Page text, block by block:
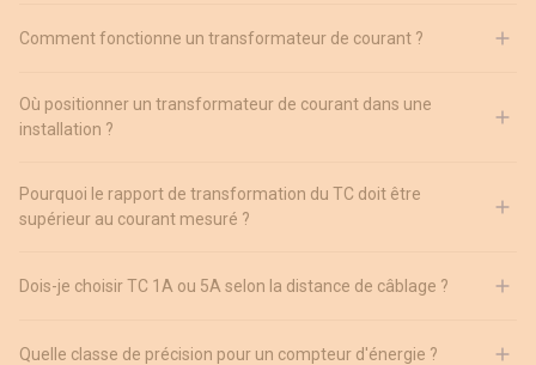
Comment fonctionne un transformateur de courant ?
Où positionner un transformateur de courant dans une
installation ?
Pourquoi le rapport de transformation du TC doit être
supérieur au courant mesuré ?
Dois-je choisir TC 1A ou 5A selon la distance de câblage ?
Quelle classe de précision pour un compteur d'énergie ?